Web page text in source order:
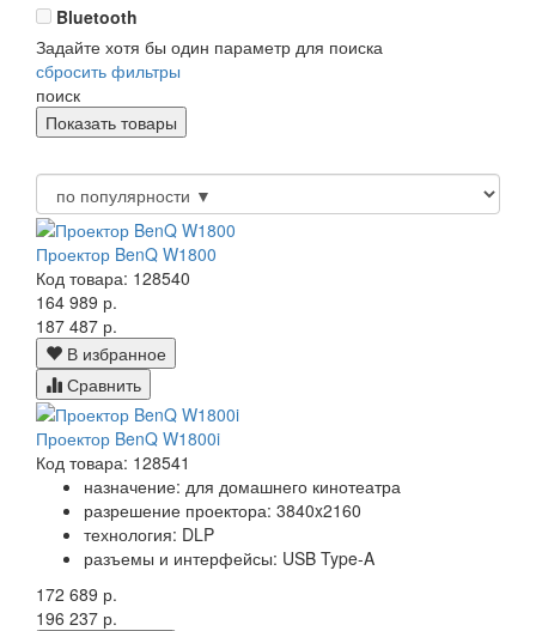
Bluetooth
Задайте хотя бы один параметр для поиска
сбросить фильтры
поиск
Проектор BenQ W1800
Код товара: 128540
164 989 р.
187 487 р.
В избранное
Сравнить
Проектор BenQ W1800i
Код товара: 128541
назначение: для домашнего кинотеатра
разрешение проектора: 3840x2160
технология: DLP
разъемы и интерфейсы: USB Type-A
172 689 р.
196 237 р.